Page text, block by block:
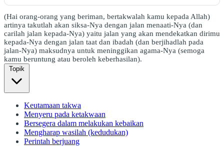
(Hai orang-orang yang beriman, bertakwalah kamu kepada Allah)
artinya takutlah akan siksa-Nya dengan jalan menaati-Nya (dan
carilah jalan kepada-Nya) yaitu jalan yang akan mendekatkan dirimu
kepada-Nya dengan jalan taat dan ibadah (dan berjihadlah pada
jalan-Nya) maksudnya untuk meninggikan agama-Nya (semoga
kamu beruntung atau beroleh keberhasilan).
Topik
Keutamaan takwa
Menyeru pada ketakwaan
Bersegera dalam melakukan kebaikan
Mengharap wasilah (kedudukan)
Perintah berjuang